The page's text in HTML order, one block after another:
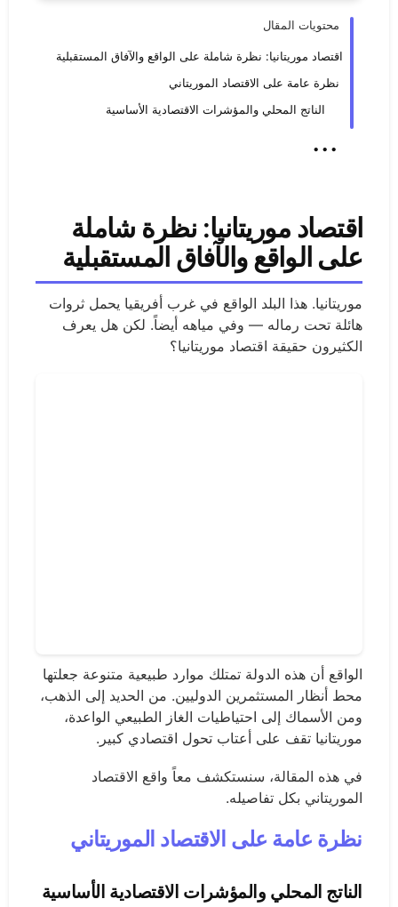
محتويات المقال
اقتصاد موريتانيا: نظرة شاملة على الواقع والآفاق المستقبلية
نظرة عامة على الاقتصاد الموريتاني
الناتج المحلي والمؤشرات الاقتصادية الأساسية
...
اقتصاد موريتانيا: نظرة شاملة
على الواقع والآفاق المستقبلية
موريتانيا. هذا البلد الواقع في غرب أفريقيا يحمل ثروات
هائلة تحت رماله — وفي مياهه أيضاً. لكن هل يعرف
الكثيرون حقيقة اقتصاد موريتانيا؟
الواقع أن هذه الدولة تمتلك موارد طبيعية متنوعة جعلتها
محط أنظار المستثمرين الدوليين. من الحديد إلى الذهب،
ومن الأسماك إلى احتياطيات الغاز الطبيعي الواعدة،
موريتانيا تقف على أعتاب تحول اقتصادي كبير.
في هذه المقالة، سنستكشف معاً واقع الاقتصاد
الموريتاني بكل تفاصيله.
نظرة عامة على الاقتصاد الموريتاني
الناتج المحلي والمؤشرات الاقتصادية الأساسية